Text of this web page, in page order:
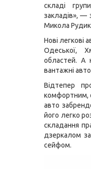
складі
закладів», —
Микола
Нові легкові
Одеської,
областей. А
вантажні
Відтепер
комфортним,
авто
його легко
складання
дзеркалом
сейфом.